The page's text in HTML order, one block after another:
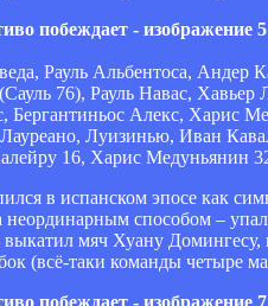
Рауль Альбентоса, Андер
76), Рауль Навас,
Бергантиньос Алекс, Харис
Луизинью, Иван
16, Харис Медуньянин
в испанском эпосе как
неординарным способом –
мяч Хуану
(всё-таки команды четыре